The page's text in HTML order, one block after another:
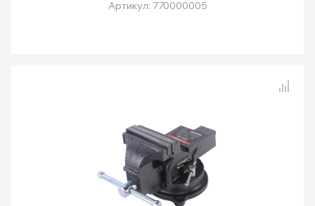
Артикул: 770000005